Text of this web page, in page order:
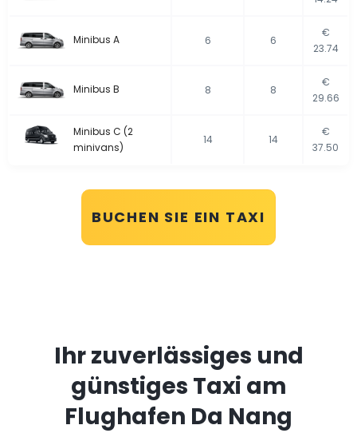
Minibus A 6 6
€
23.74
Minibus B 8 8
€
29.66
Minibus C (2
minivans)
14 14
€
37.50
BUCHEN SIE EIN TAXI
Ihr zuverlässiges und
günstiges Taxi am
Flughafen Da Nang